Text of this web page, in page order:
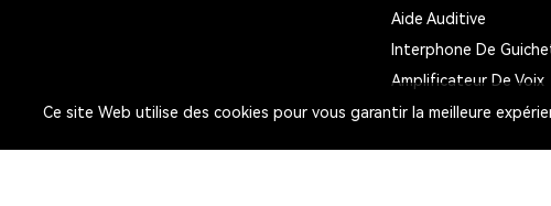
Aide Auditive
Interphone De
Amplificateur De Voix
Ce site Web utilise des cookies pour vous garantir la meilleure